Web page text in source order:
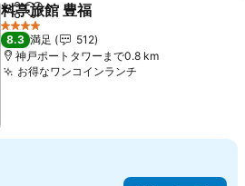
シェアお気に入りに追加
料亭旅館 豊福
4 ホテルのランク
8.3 満足
512
神戸ポートタワーまで0.8 km
お得なワンコインランチ